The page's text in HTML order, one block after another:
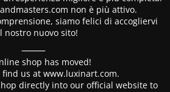
non è più attivo.
siamo felici di accogliervi
nostro nuovo sito!
⸻
shop has moved!
find us at www.luxinart.com.
directly into our official website to